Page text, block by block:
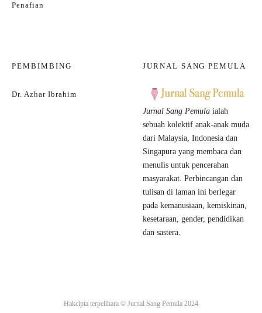
Penafian
PEMBIMBING
Dr. Azhar Ibrahim
JURNAL SANG PEMULA
Jurnal Sang Pemula ialah
sebuah kolektif anak-anak muda
dari Malaysia, Indonesia dan
Singapura yang membaca dan
menulis untuk pencerahan
masyarakat. Perbincangan dan
tulisan di laman ini berlegar
pada kemanusiaan, kemiskinan,
kesetaraan, gender, pendidikan
dan sastera.
Hakcipta terpelihara © Jurnal Sang Pemula 2024